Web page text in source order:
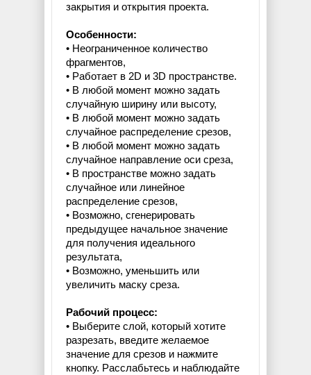
закрытия и открытия проекта.
Особенности:
• Неограниченное количество
фрагментов,
• Работает в 2D и 3D пространстве.
• В любой момент можно задать
случайную ширину или высоту,
• В любой момент можно задать
случайное распределение срезов,
• В любой момент можно задать
случайное направление оси среза,
• В пространстве можно задать
случайное или линейное
распределение срезов,
• Возможно, сгенерировать
предыдущее начальное значение
для получения идеального
результата,
• Возможно, уменьшить или
увеличить маску среза.
Рабочий процесс:
• Выберите слой, который хотите
разрезать, введите желаемое
значение для срезов и нажмите
кнопку. Расслабьтесь и наблюдайте